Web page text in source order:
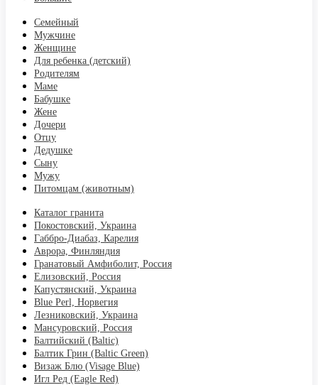
Семейный
Мужчине
Женщине
Для ребенка (детский)
Родителям
Маме
Бабушке
Жене
Дочери
Отцу
Дедушке
Сыну
Мужу
Питомцам (животным)
Каталог гранита
Покостовский, Украина
Габбро-Диабаз, Карелия
Аврора, Финляндия
Гранатовый Амфиболит, Россия
Елизовский, Россия
Капустянский, Украина
Blue Perl, Норвегия
Лезниковский, Украина
Мансуровский, Россия
Балтийский (Baltic)
Балтик Грин (Baltic Green)
Визаж Блю (Visage Blue)
Игл Ред (Eagle Red)